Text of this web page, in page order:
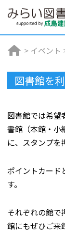
> イベント
図書館を
図書館では希望
書館（本館・小
に、スタンプを
ポイントカード
す。
それぞれの館で
館にもぜひご来